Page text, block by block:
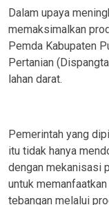
Dalam upaya
memaksimalkan
Pemda Kabupaten
Pertanian
lahan darat.
Pemerintah yang
itu tidak hanya
dengan mekanisasi
untuk
tebangan melalui